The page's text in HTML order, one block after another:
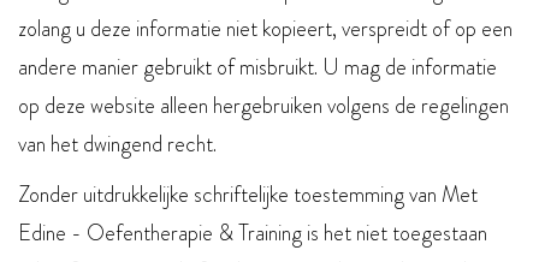
zolang u deze informatie niet kopieert, verspreidt of op een
andere manier gebruikt of misbruikt. U mag de informatie
op deze website alleen hergebruiken volgens de regelingen
van het dwingend recht.
Zonder uitdrukkelijke schriftelijke toestemming van Met
Edine - Oefentherapie & Training is het niet toegestaan